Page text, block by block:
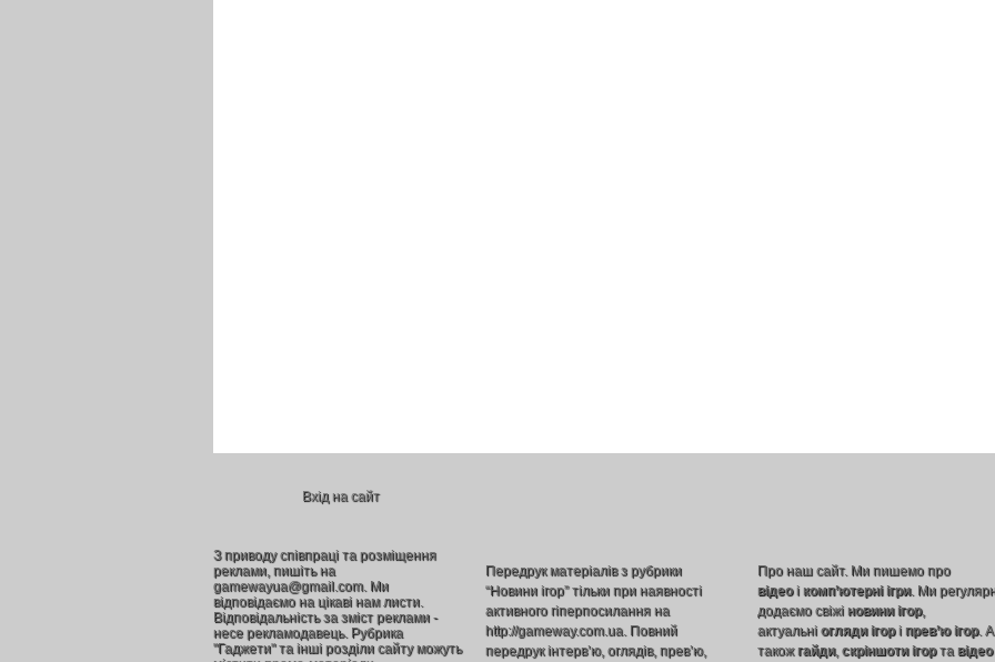
Вхід на сайт
З приводу співпраці та розміщення
реклами, пишіть на
gamewayua@gmail.com. Ми
відповідаємо на цікаві нам листи.
Відповідальність за зміст реклами -
несе рекламодавець. Рубрика
"Гаджети" та інші розділи сайту можуть
Передрук матеріалів з рубрики
“Новини ігор” тільки при наявності
активного гіперпосилання на
http://gameway.com.ua. Повний
передрук інтерв’ю, оглядів, прев’ю,
Про наш сайт. Ми пишемо про
відеоі комп’ютерні ігри. Ми
додаємо свіжі новини ігор,
актуальні огляди ігорі прев’ю ігор. А
також гайди, скріншоти ігорта відео